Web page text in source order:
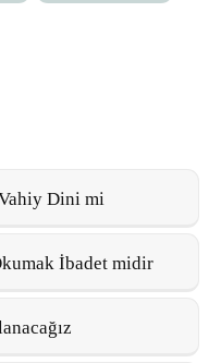
Dini mi
İbadet midir